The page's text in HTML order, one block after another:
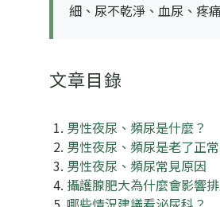
細、尿不乾淨、血尿、疼
文章目錄
男性夜尿、頻尿是什麼？
男性夜尿、頻尿是老了正
男性夜尿、頻尿常見原因
攝護腺肥大為什麼會影響